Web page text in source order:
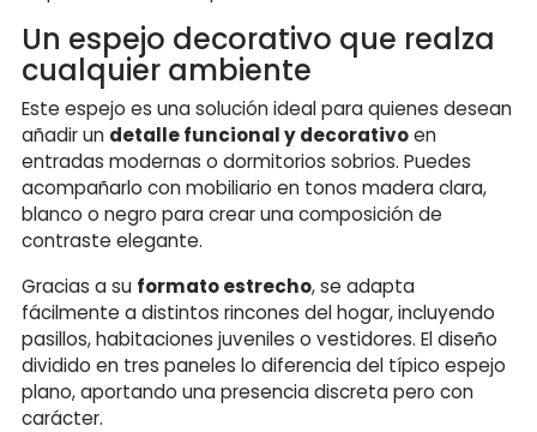
Un espejo decorativo que realza
cualquier ambiente
Este espejo es una solución ideal para quienes desean
añadir un detalle funcional y decorativoen
entradas modernas o dormitorios sobrios. Puedes
acompañarlo con mobiliario en tonos madera clara,
blanco o negro para crear una composición de
contraste elegante.
Gracias a su formato estrecho, se adapta
fácilmente a distintos rincones del hogar, incluyendo
pasillos, habitaciones juveniles o vestidores. El diseño
dividido en tres paneles lo diferencia del típico espejo
plano, aportando una presencia discreta pero con
carácter.